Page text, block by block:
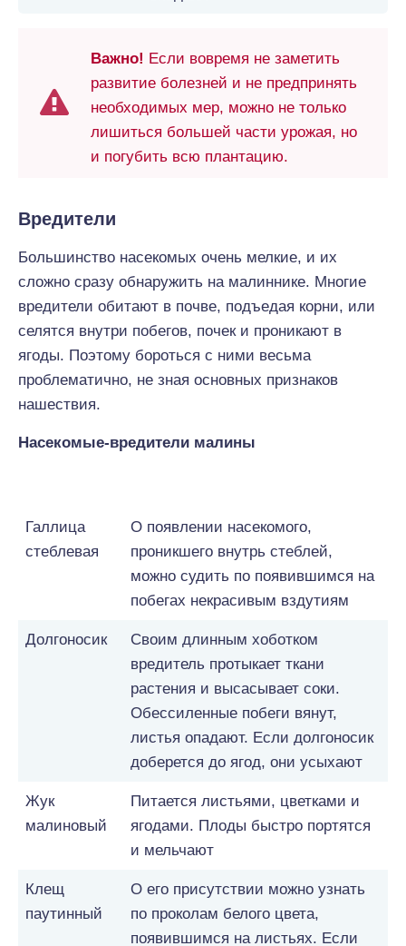
Важно! Если вовремя не заметить
развитие болезней и не предпринять
необходимых мер, можно не только
лишиться большей части урожая, но
и погубить всю плантацию.
Вредители
Большинство насекомых очень мелкие, и их
сложно сразу обнаружить на малиннике. Многие
вредители обитают в почве, подъедая корни, или
селятся внутри побегов, почек и проникают в
ягоды. Поэтому бороться с ними весьма
проблематично, не зная основных признаков
нашествия.
Насекомые-вредители малины
Галлица
стеблевая
О появлении насекомого,
проникшего внутрь стеблей,
можно судить по появившимся на
побегах некрасивым вздутиям
Долгоносик
Своим длинным хоботком
вредитель протыкает ткани
растения и высасывает соки.
Обессиленные побеги вянут,
листья опадают. Если долгоносик
доберется до ягод, они усыхают
Жук
малиновый
Питается листьями, цветками и
ягодами. Плоды быстро портятся
и мельчают
Клещ
паутинный
О его присутствии можно узнать
по проколам белого цвета,
появившимся на листьях. Если